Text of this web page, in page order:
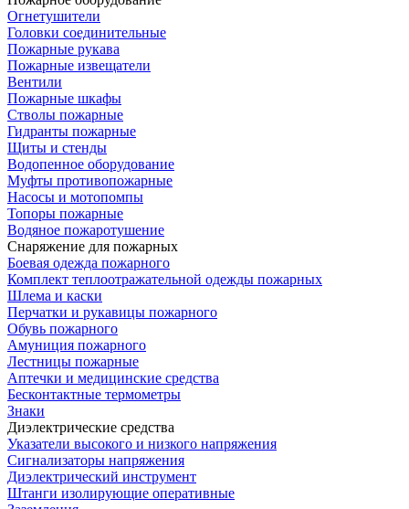
Огнетушители
Головки соединительные
Пожарные рукава
Пожарные извещатели
Вентили
Пожарные шкафы
Стволы пожарные
Гидранты пожарные
Щиты и стенды
Водопенное оборудование
Муфты противопожарные
Насосы и мотопомпы
Топоры пожарные
Водяное пожаротушение
Снаряжение для пожарных
Боевая одежда пожарного
Комплект теплоотражательной одежды пожарных
Шлема и каски
Перчатки и рукавицы пожарного
Обувь пожарного
Амуниция пожарного
Лестницы пожарные
Аптечки и медицинские средства
Бесконтактные термометры
Знаки
Диэлектрические средства
Указатели высокого и низкого напряжения
Сигнализаторы напряжения
Диэлектрический инструмент
Штанги изолирующие оперативные